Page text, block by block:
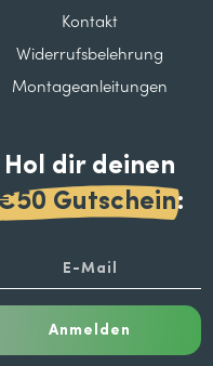
Kontakt
Widerrufsbelehrung
Montageanleitungen
Hol dir deinen
Gutschein:
Anmelden